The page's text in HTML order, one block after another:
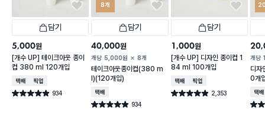
담기
5,000원
[개수 UP] 테이크아웃 종이
컵 380 ml 120개입
택배배송매장픽업
별점 4.9점 934
건 작성
8개
담기
40,000원
개당 5,000원 8개
테이크아웃종이컵(380 m
l)(120개입)
택배배송
별점 4.9점 934
건 작성
담기
1,000원
[개수 UP] 디자인 종이컵 1
84 ml 100개입
택배배송매장픽업
별점 4.9점 2,353
건 작성
개당
디
0개
택배
별점